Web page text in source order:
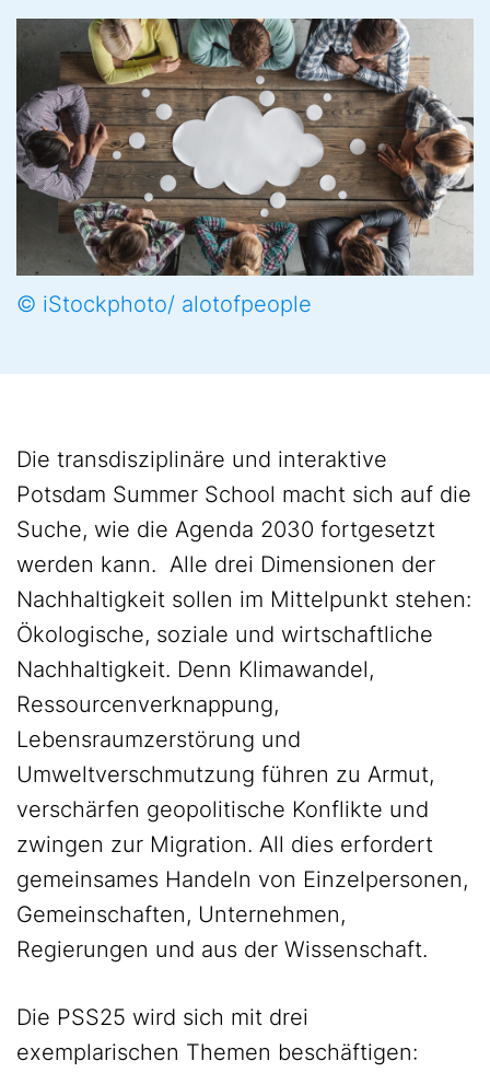
© iStockphoto/ alotofpeople
Die transdisziplinäre und interaktive
Potsdam Summer School macht sich auf die
Suche, wie die Agenda 2030 fortgesetzt
werden kann. Alle drei Dimensionen der
Nachhaltigkeit sollen im Mittelpunkt stehen:
Ökologische, soziale und wirtschaftliche
Nachhaltigkeit. Denn Klimawandel,
Ressourcenverknappung,
Lebensraumzerstörung und
Umweltverschmutzung führen zu Armut,
verschärfen geopolitische Konflikte und
zwingen zur Migration. All dies erfordert
gemeinsames Handeln von Einzelpersonen,
Gemeinschaften, Unternehmen,
Regierungen und aus der Wissenschaft.
Die PSS25 wird sich mit drei
exemplarischen Themen beschäftigen: